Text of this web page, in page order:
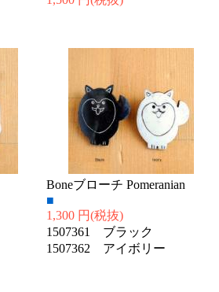
Boneブローチ Pomeranian
■
1,300 円(税抜)
1507361 ブラック
1507362 アイボリー